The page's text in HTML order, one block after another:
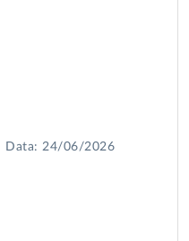
Data: 24/06/2026